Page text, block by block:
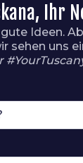
Ihr
Ideen.
sehen uns